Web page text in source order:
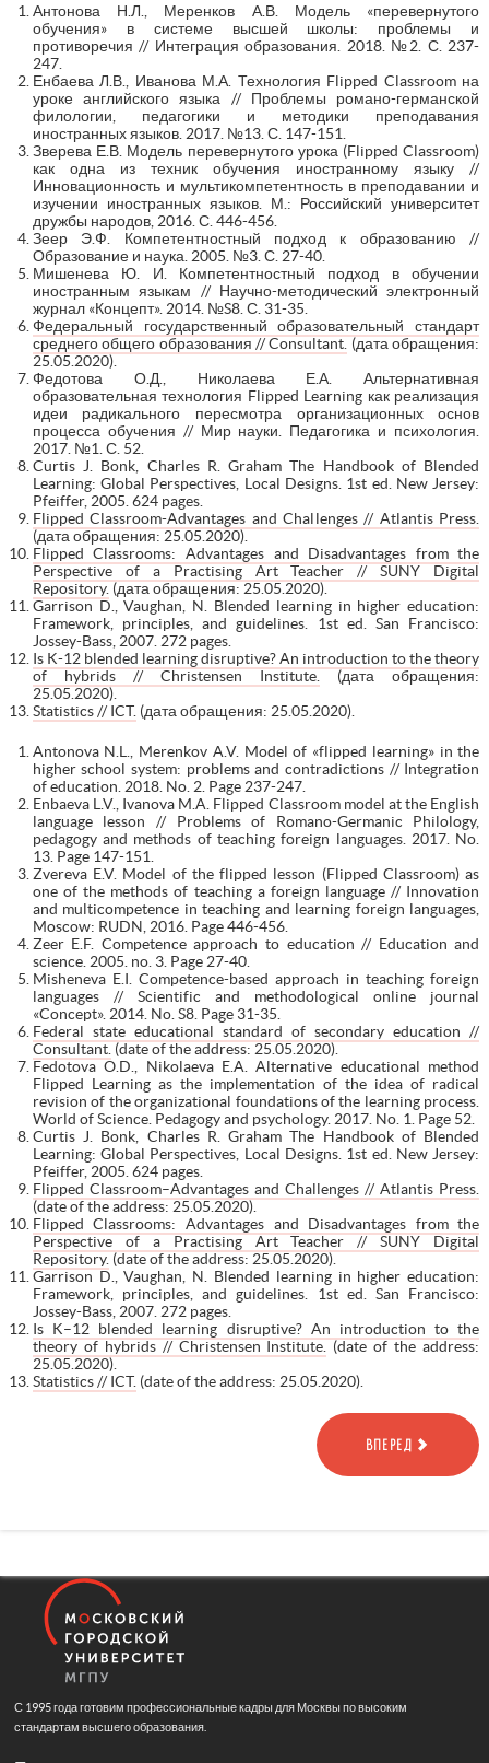
Антонова Н.Л., Меренков А.В. Модель «перевернутого
обучения» в системе высшей школы: проблемы и
противоречия // Интеграция образования. 2018. №2. С. 237-
247.
Енбаева Л.В., Иванова М.А. Технология Flipped Classroom на
уроке английского языка // Проблемы романо-германской
филологии, педагогики и методики преподавания
иностранных языков. 2017. №13. С. 147-151.
Зверева Е.В. Модель перевернутого урока (Flipped Classroom)
как одна из техник обучения иностранному языку //
Инновационность и мультикомпетентность в преподавании и
изучении иностранных языков. М.: Российский университет
дружбы народов, 2016. С. 446-456.
Зеер Э.Ф. Компетентностный подход к образованию //
Образование и наука. 2005. №3. С. 27-40.
Мишенева Ю. И. Компетентностный подход в обучении
иностранным языкам // Научно-методический электронный
журнал «Концепт». 2014. №S8. С. 31-35.
Федеральный государственный образовательный стандарт
среднего общего образования // Consultant. (дата обращения:
25.05.2020).
Федотова О.Д., Николаева Е.А. Альтернативная
образовательная технология Flipped Learning как реализация
идеи радикального пересмотра организационных основ
процесса обучения // Мир науки. Педагогика и психология.
2017. №1. С. 52.
Curtis J. Bonk, Charles R. Graham The Handbook of Blended
Learning: Global Perspectives, Local Designs. 1st ed. New Jersey:
Pfeiffer, 2005. 624 pages.
Flipped Classroom-Advantages and Challenges // Atlantis Press.
(дата обращения: 25.05.2020).
Flipped Classrooms: Advantages and Disadvantages from the
Perspective of a Practising Art Teacher // SUNY Digital
Repository. (дата обращения: 25.05.2020).
Garrison D., Vaughan, N. Blended learning in higher education:
Framework, principles, and guidelines. 1st ed. San Francisco:
Jossey-Bass, 2007. 272 pages.
Is K-12 blended learning disruptive? An introduction to the theory
of hybrids // Christensen Institute.
(дата обращения:
25.05.2020).
Statistics // ICT. (дата обращения: 25.05.2020).
Antonova N.L., Merenkov A.V. Model of «flipped learning» in the
higher school system: problems and contradictions // Integration
of education. 2018. No. 2. Page 237-247.
Enbaeva L.V., Ivanova M.A. Flipped Classroom model at the English
language lesson // Problems of Romano-Germanic Philology,
pedagogy and methods of teaching foreign languages. 2017. No.
13. Page 147-151.
Zvereva E.V. Model of the flipped lesson (Flipped Classroom) as
one of the methods of teaching a foreign language // Innovation
and multicompetence in teaching and learning foreign languages,
Moscow: RUDN, 2016. Page 446-456.
Zeer E.F. Competence approach to education // Education and
science. 2005. no. 3. Page 27-40.
Misheneva E.I. Competence-based approach in teaching foreign
languages // Scientific and methodological online journal
«Concept». 2014. No. S8. Page 31-35.
Federal state educational standard of secondary education //
Consultant. (date of the address: 25.05.2020).
Fedotova O.D., Nikolaeva E.A. Alternative educational method
Flipped Learning as the implementation of the idea of radical
revision of the organizational foundations of the learning process.
World of Science. Pedagogy and psychology. 2017. No. 1. Page 52.
Curtis J. Bonk, Charles R. Graham The Handbook of Blended
Learning: Global Perspectives, Local Designs. 1st ed. New Jersey:
Pfeiffer, 2005. 624 pages.
Flipped Classroom–Advantages and Challenges // Atlantis Press.
(date of the address: 25.05.2020).
Flipped Classrooms: Advantages and Disadvantages from the
Perspective of a Practising Art Teacher // SUNY Digital
Repository. (date of the address: 25.05.2020).
Garrison D., Vaughan, N. Blended learning in higher education:
Framework, principles, and guidelines. 1st ed. San Francisco:
Jossey-Bass, 2007. 272 pages.
Is K–12 blended learning disruptive? An introduction to the
theory of hybrids // Christensen Institute.
(date of the address:
25.05.2020).
Statistics // ICT. (date of the address: 25.05.2020).
ВПЕРЕД
С 1995 года готовим профессиональные кадры для Москвы по высоким
стандартам высшего образования.